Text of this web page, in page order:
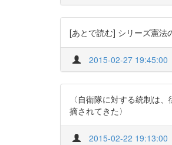
[あとで読む] シリーズ憲法
2015-02-27 19:45:00
〈自衛隊に対する統制は
摘されてきた〉
2015-02-22 19:13:00